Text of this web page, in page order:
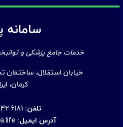
سامانه
خدمات جامع پزشکی و
خیابان استقلال،
کرمان،
تلفن: 6181
آدرس ایمیل: